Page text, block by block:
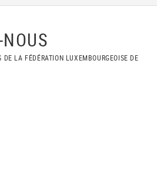
DE LA FÉDÉRATION LUXEMBOURGEOISE DE